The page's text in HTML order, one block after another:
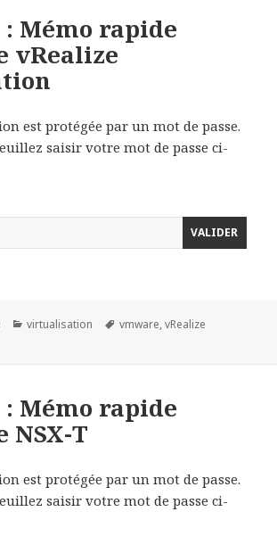
: Mémo rapide
vRealize
est protégée par un mot de passe.
saisir votre mot de passe ci-
Catégories
virtualisation
Mots-
vmware,vRealize
: Mémo rapide
NSX-T
est protégée par un mot de passe.
saisir votre mot de passe ci-